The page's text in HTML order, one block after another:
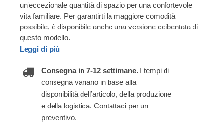
un'eccezionale quantità di spazio per una confortevole
vita familiare. Per garantirti la maggiore comodità
possibile, è disponibile anche una versione coibentata di
questo modello.
Leggi di più
Consegna in 7-12 settimane. I tempi di
consegna variano in base alla
disponibilità dell’articolo, della produzione
e della logistica. Contattaci per un
preventivo.